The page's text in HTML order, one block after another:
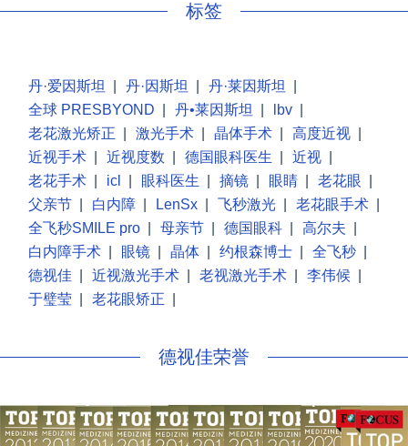
标签
丹·爱因斯坦 丹·因斯坦 丹·莱因斯坦
全球 PRESBYOND
丹•莱因斯坦 lbv
老花激光矫正
激光手术 晶体手术 高度近视
近视手术
近视度数 德国眼科医生 近视
老花手术
icl 眼科医生 摘镜 眼睛 老花眼
父亲节
白内障 LenSx 飞秒激光 老花眼手术
全飞秒SMILE pro
母亲节 德国眼科 高尔夫
白内障手术
眼镜 晶体 约根森博士 全飞秒
德视佳
近视激光手术 老视激光手术 李伟候
于璧莹
老花眼矫正
德视佳荣誉